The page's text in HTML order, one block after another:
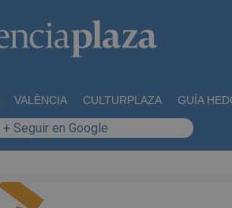
VALÈNCIA CULTURPLAZA GUÍA
+ Seguir en Google